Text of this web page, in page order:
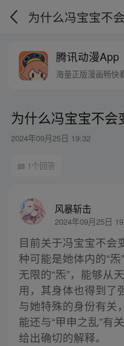
为什么冯宝宝不
腾讯动漫App
海量正版漫画畅快
为什么冯宝宝不会
2024年09月25日 19:32
1个回答
风暴斩击
2024年09月25日
目前关于冯宝宝不会
种可能是她体内的“
无限的“炁”，能够从
用，其身体也得到了
与她特殊的身份有关
能还与“甲申之乱”有
给出确切的解释。